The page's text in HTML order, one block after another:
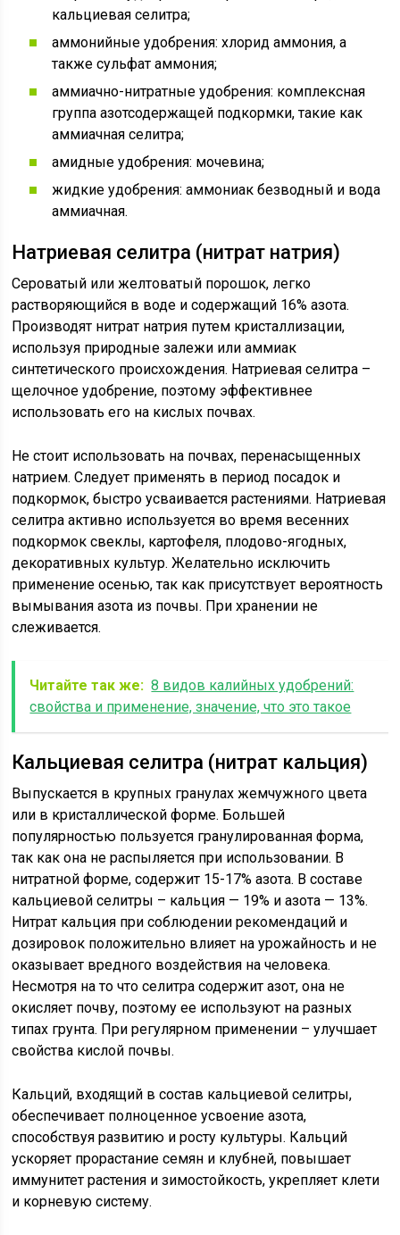
кальциевая селитра;
аммонийные удобрения: хлорид аммония, а
также сульфат аммония;
аммиачно-нитратные удобрения: комплексная
группа азотсодержащей подкормки, такие как
аммиачная селитра;
амидные удобрения: мочевина;
жидкие удобрения: аммониак безводный и вода
аммиачная.
Натриевая селитра (нитрат натрия)
Сероватый или желтоватый порошок, легко
растворяющийся в воде и содержащий 16% азота.
Производят нитрат натрия путем кристаллизации,
используя природные залежи или аммиак
синтетического происхождения. Натриевая селитра –
щелочное удобрение, поэтому эффективнее
использовать его на кислых почвах.
Не стоит использовать на почвах, перенасыщенных
натрием. Следует применять в период посадок и
подкормок, быстро усваивается растениями. Натриевая
селитра активно используется во время весенних
подкормок свеклы, картофеля, плодово-ягодных,
декоративных культур. Желательно исключить
применение осенью, так как присутствует вероятность
вымывания азота из почвы. При хранении не
слеживается.
Читайте так же: 8 видов калийных удобрений:
свойства и применение, значение, что это такое
Кальциевая селитра (нитрат кальция)
Выпускается в крупных гранулах жемчужного цвета
или в кристаллической форме. Большей
популярностью пользуется гранулированная форма,
так как она не распыляется при использовании. В
нитратной форме, содержит 15-17% азота. В составе
кальциевой селитры – кальция — 19% и азота — 13%.
Нитрат кальция при соблюдении рекомендаций и
дозировок положительно влияет на урожайность и не
оказывает вредного воздействия на человека.
Несмотря на то что селитра содержит азот, она не
окисляет почву, поэтому ее используют на разных
типах грунта. При регулярном применении – улучшает
свойства кислой почвы.
Кальций, входящий в состав кальциевой селитры,
обеспечивает полноценное усвоение азота,
способствуя развитию и росту культуры. Кальций
ускоряет прорастание семян и клубней, повышает
иммунитет растения и зимостойкость, укрепляет клети
и корневую систему.